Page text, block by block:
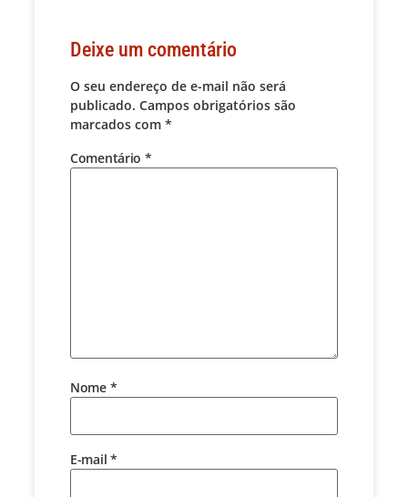
Deixe um comentário
O seu endereço de e-mail não será
publicado. Campos obrigatórios são
marcados com *
Comentário *
Nome *
E-mail *